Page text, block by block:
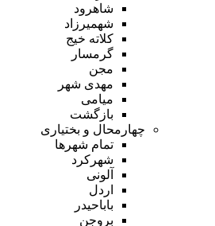
شاهرود
شهمیرزاد
کلاته خیج
گرمسار
مجن
مهدی شهر
میامی
بازگشت
چهارمحال و بختیاری
تمام شهر‌ها
شهرکرد
آلونی
اردل
باباحیدر
بروجن